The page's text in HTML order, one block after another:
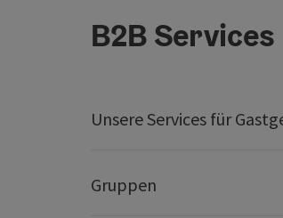
B2B Services
Unsere Services für
Gruppen